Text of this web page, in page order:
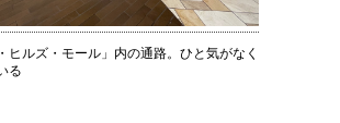
ヒルズ・モール」内の通路。ひと気がなく
る